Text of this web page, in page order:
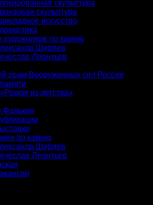
скульптура
скульптура
искусство
художников по камню
Ширяев
Леонтьев
храм Вооруженных сил России
из детства»
Фалькин
по камню
Ширяев
Леонтьев